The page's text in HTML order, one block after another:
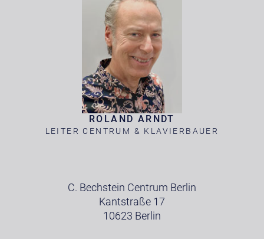
ROLAND ARNDT
LEITER CENTRUM & KLAVIERBAUER
C. Bechstein Centrum Berlin
Kantstraße 17
10623 Berlin